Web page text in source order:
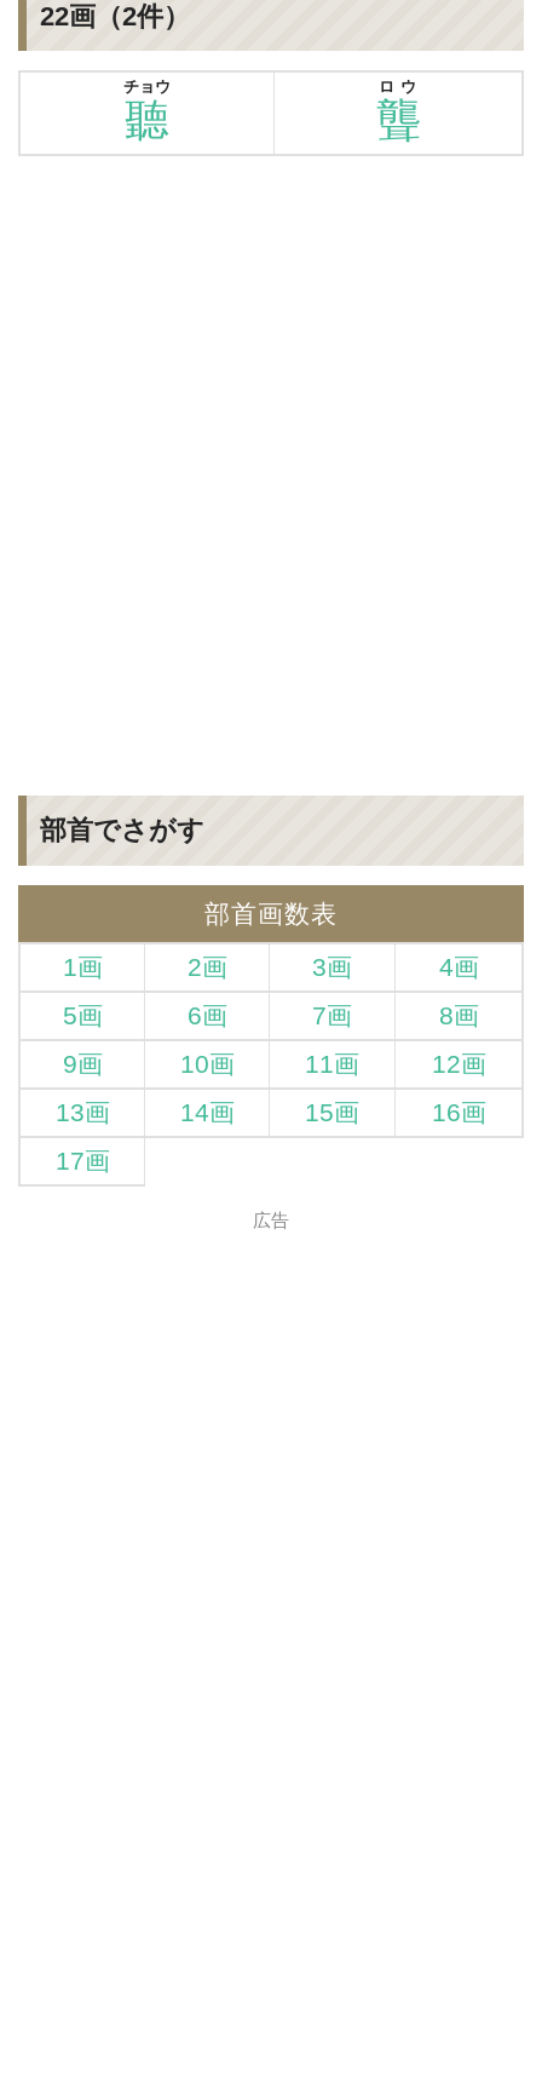
22画（2件）
聽
チョウ
聾
ロウ
部首でさがす
部首画数表
1画
2画 3画
4画
5画
6画 7画
8画
9画
10画 11画
12画
13画
14画 15画
16画
17画
広告